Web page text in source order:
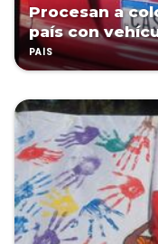
Procesan a
país con
PAÍS